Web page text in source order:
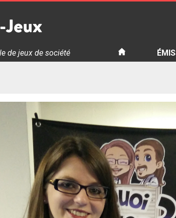
vous parle de jeux de société
de jeux de société